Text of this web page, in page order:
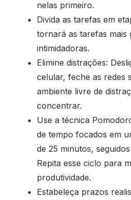
nelas primeiro.
Divida as tarefas em
tornará as tarefas mais
intimidadoras.
Elimine distrações:
celular, feche as redes
ambiente livre de
concentrar.
Use a técnica
de tempo focados em
de 25 minutos,
Repita esse ciclo para
produtividade.
Estabeleça prazos